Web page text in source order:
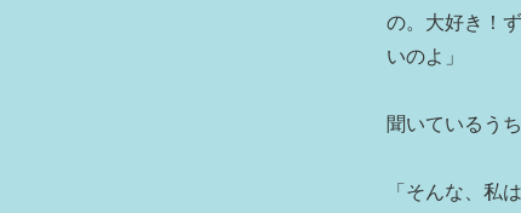
の。大好き！
いのよ」
聞いているう
「そんな、私